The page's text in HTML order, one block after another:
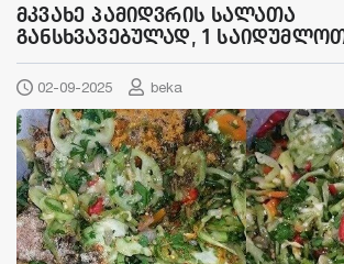
მკვახე პამიდვრის სალათა
განსხვავებულად, 1
02-09-2025 beka